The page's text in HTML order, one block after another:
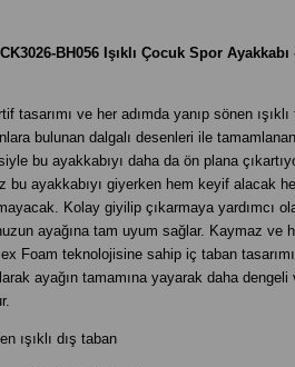
BH056 Işıklı Çocuk Spor
tasarımı ve her adımda yanıp sönen ışıklı
bulunan dalgalı desenleri ile
bu ayakkabıyı daha da ön plana
bu ayakkabıyı giyerken hem keyif alacak
Kolay giyilip çıkarmaya yardımcı
ayağına tam uyum sağlar. Kaymaz ve
Foam teknolojisine sahip iç taban
ayağın tamamına yayarak daha dengeli
ışıklı dış taban